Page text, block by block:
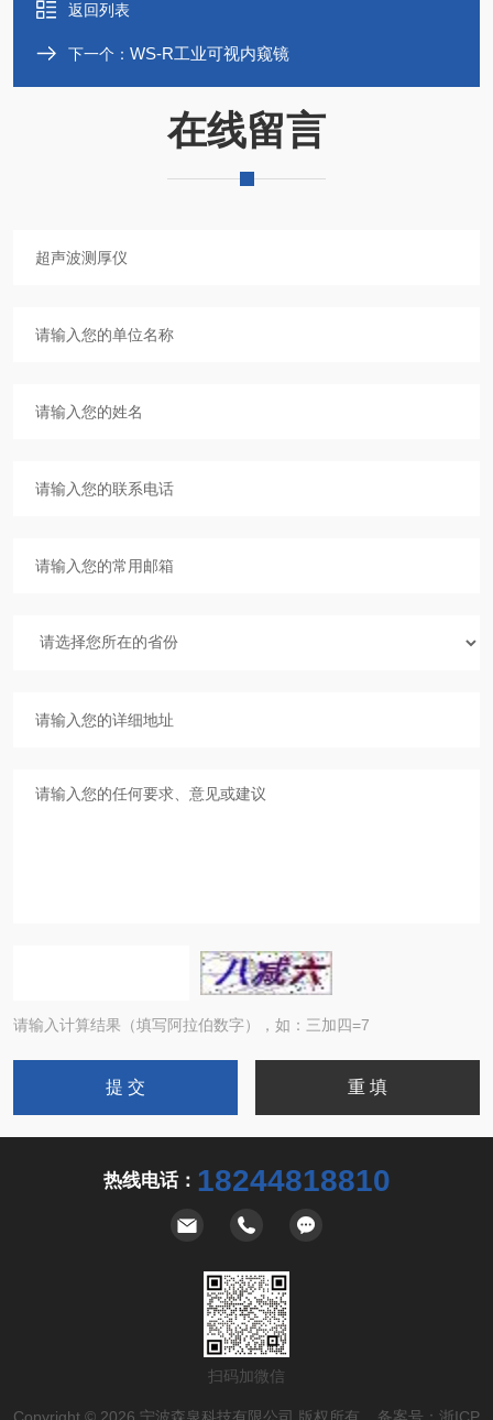
返回列表
下一个： WS-R工业可视内窥镜
在线留言
请输入计算结果（填写阿拉伯数字），如：三加四=7
热线电话： 18244818810
扫码加微信